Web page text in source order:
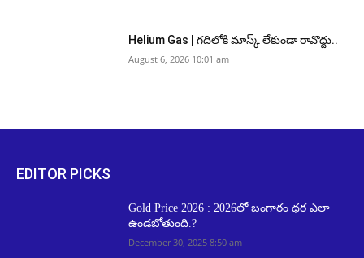
Helium Gas | గదిలోకి మాస్క్ లేకుండా రావొద్దు..
August 6, 2026 10:01 am
EDITOR PICKS
Gold Price 2026 : 2026లో బంగారం ధర ఎలా
ఉండబోతుంది.?
December 30, 2025 8:50 am